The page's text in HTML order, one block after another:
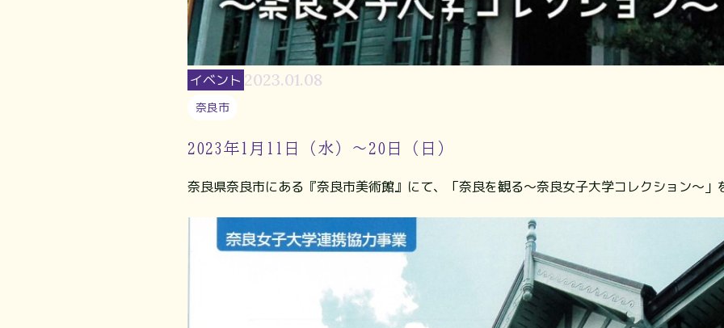
イベント 2023.01.08
奈良市
2023年1月11日（水）～20日（日）
奈良県奈良市にある『奈良市美術館』にて、「奈良を観る～奈良女子大学コレクション～」